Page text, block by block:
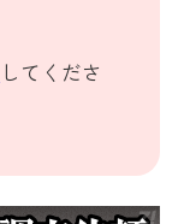
してくださ